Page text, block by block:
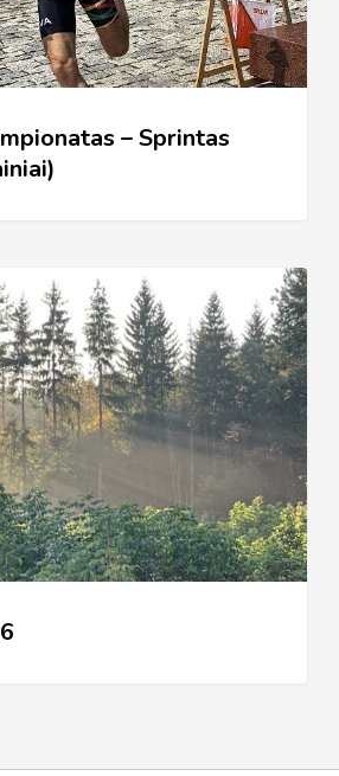
– Sprintas